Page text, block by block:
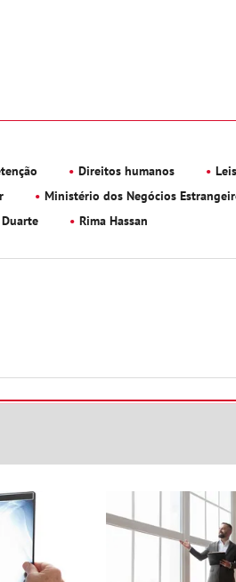
Direitos humanos Leis
Ministério dos Negócios
Rima Hassan